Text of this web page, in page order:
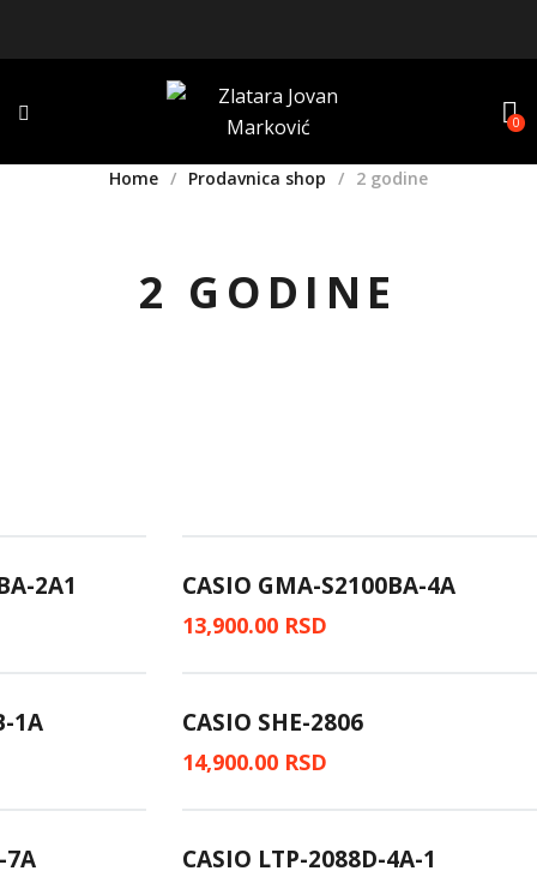
0
2 GODINE
Home Prodavnica shop 2 godine
2A1 CASIO GMA-S2100BA-4A
13,900.00 RSD
1A CASIO SHE-2806
14,900.00 RSD
7A CASIO LTP-2088D-4A-1